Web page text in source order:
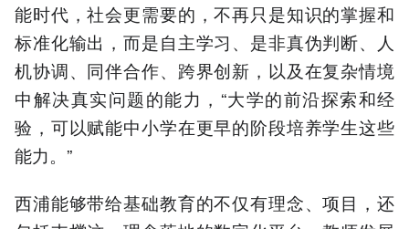
能时代，社会更需要的，不再只是知识的掌握和
标准化输出，而是自主学习、是非真伪判断、人
机协调、同伴合作、跨界创新，以及在复杂情境
中解决真实问题的能力，“大学的前沿探索和经
验，可以赋能中小学在更早的阶段培养学生这些
能力。”
西浦能够带给基础教育的不仅有理念、项目，还